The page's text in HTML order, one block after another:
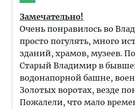
Замечательно!
Очень понравилось во
просто погулять, много
зданий, храмов, музеев.
Старый Владимир в
водонапорной башне,
Золотых воротах, везде
Пожалели, что мало